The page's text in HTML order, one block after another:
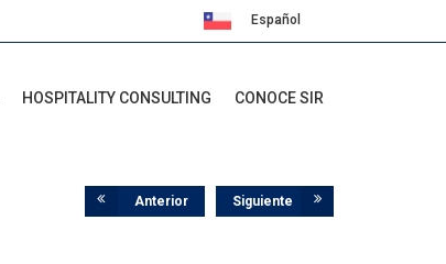
Español
HOSPITALITY CONSULTING CONOCE SIR
Anterior Siguiente